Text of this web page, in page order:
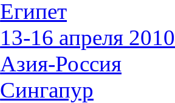
Египет
13-16 апреля 2010
Азия-Россия
Сингапур